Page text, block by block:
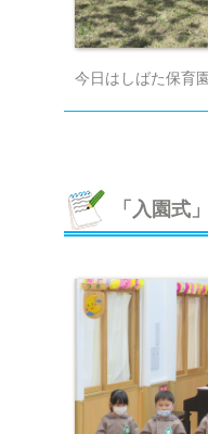
今日はしばた保育
「入園式」